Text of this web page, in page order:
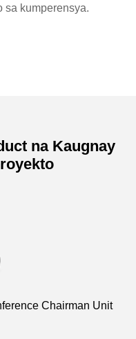
sa kumperensya.
na Kaugnay
Chairman Unit